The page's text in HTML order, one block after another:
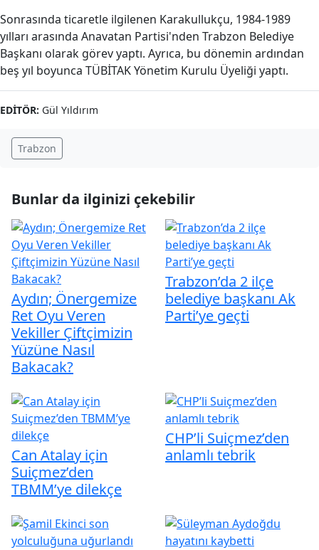
Sonrasında ticaretle ilgilenen Karakullukçu, 1984-1989
yılları arasında Anavatan Partisi'nden Trabzon Belediye
Başkanı olarak görev yaptı. Ayrıca, bu dönemin ardından
beş yıl boyunca TÜBİTAK Yönetim Kurulu Üyeliği yaptı.
EDITÖR: Gül Yıldırım
Trabzon
Bunlar da ilginizi çekebilir
Aydın; Önergemize
Ret Oyu Veren
Vekiller Çiftçimizin
Yüzüne Nasıl
Bakacak?
Trabzon’da 2 ilçe
belediye başkanı Ak
Parti’ye geçti
Can Atalay için
Suiçmez’den
TBMM’ye dilekçe
CHP’li Suiçmez’den
anlamlı tebrik